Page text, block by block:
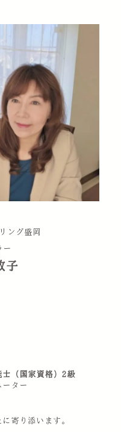
ング盛岡
ー
子
士（国家資格）2級
ター
寄り添います。